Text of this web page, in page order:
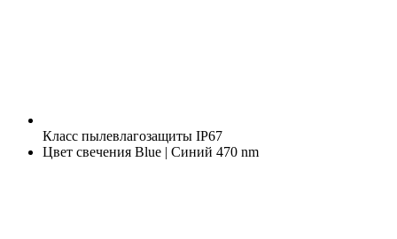
Класс пылевлагозащиты IP67
Цвет свечения Blue | Синий 470 nm